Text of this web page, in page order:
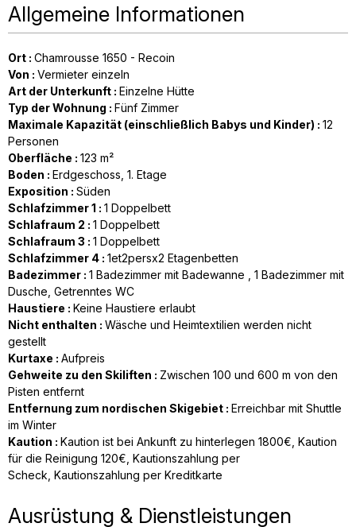
Allgemeine Informationen
Ort : Chamrousse 1650 - Recoin
Von : Vermieter einzeln
Art der Unterkunft : Einzelne Hütte
Typ der Wohnung : Fünf Zimmer
Maximale Kapazität (einschließlich Babys und Kinder) : 12
Personen
Oberfläche : 123 m²
Boden : Erdgeschoss 1. Etage
Exposition : Süden
Schlafzimmer 1 : 1 Doppelbett
Schlafraum 2 : 1 Doppelbett
Schlafraum 3 : 1 Doppelbett
Schlafzimmer 4 : 1et2persx2 Etagenbetten
Badezimmer : 1 Badezimmer mit Badewanne 1 Badezimmer mit
Dusche Getrenntes WC
Haustiere : Keine Haustiere erlaubt
Nicht enthalten : Wäsche und Heimtextilien werden nicht
gestellt
Kurtaxe : Aufpreis
Gehweite zu den Skiliften : Zwischen 100 und 600 m von den
Pisten entfernt
Entfernung zum nordischen Skigebiet : Erreichbar mit Shuttle
im Winter
Kaution : Kaution ist bei Ankunft zu hinterlegen 1800€ Kaution
für die Reinigung 120€ Kautionszahlung per
Scheck Kautionszahlung per Kreditkarte
Ausrüstung & Dienstleistungen